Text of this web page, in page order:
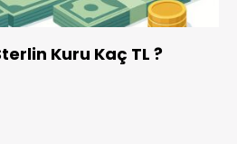
Kuru Kaç TL ?